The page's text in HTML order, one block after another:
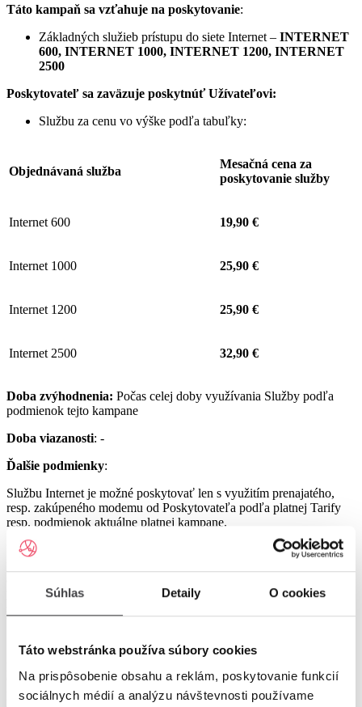
Súhlas Detaily O cookies
Táto webstránka používa súbory cookies
Na prispôsobenie obsahu a reklám, poskytovanie funkcií
sociálnych médií a analýzu návštevnosti používame
Táto kampaň sa vzťahuje na poskytovanie:
Základných služieb prístupu do siete Internet – INTERNET
600, INTERNET 1000, INTERNET 1200, INTERNET
2500
Poskytovateľ sa zaväzuje poskytnúť Užívateľovi:
Službu za cenu vo výške podľa tabuľky:
Objednávaná služba
Mesačná cena za
poskytovanie služby
Internet 600 19,90 €
Internet 1000 25,90 €
Internet 1200 25,90 €
Internet 2500 32,90 €
Doba zvýhodnenia: Počas celej doby využívania Služby podľa
podmienok tejto kampane
Doba viazanosti: -
Ďalšie podmienky:
Službu Internet je možné poskytovať len s využitím prenajatého,
resp. zakúpeného modemu od Poskytovateľa podľa platnej Tarify
resp. podmienok aktuálne platnej kampane.
Službu UPC Internet 1000 je možné poskytovať len s využitím
podľa platnej Tarify resp. podmienok aktuálne platnej kampane (len
Služby UPC Internet 1200 a UPC Internet 2500 je možné
GIGA Connect Box 6 od Poskytovateľa podľa platnej Tarify resp.
podmienok aktuálne platnej kampane (len s odbornou inštaláciou), a